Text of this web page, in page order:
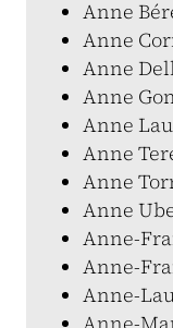
Anne
Anne
Anne
Anne
Anne
Anne
Anne
Anne
Anne-
Anne-
Anne-